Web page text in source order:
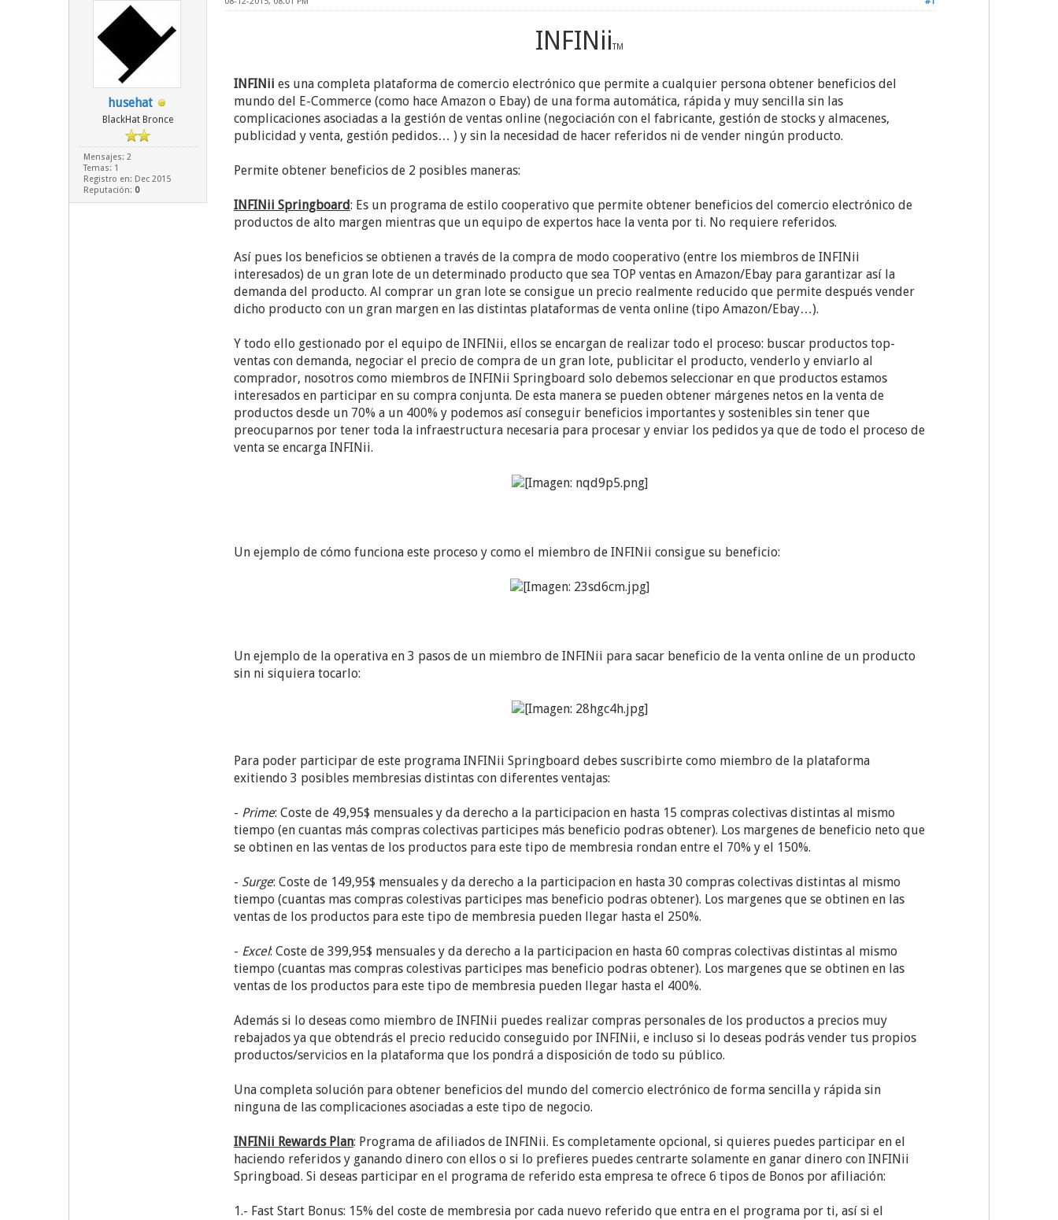
husehat
BlackHat Bronce
Mensajes: 2
Temas: 1
Registro en: Dec 2015
Reputación: 0
INFINiiTM
INFINii es una completa plataforma de comercio electrónico que permite a cualquier persona obtener beneficios del
mundo del E-Commerce (como hace Amazon o Ebay) de una forma automática, rápida y muy sencilla sin las
complicaciones asociadas a la gestión de ventas online (negociación con el fabricante, gestión de stocks y almacenes,
publicidad y venta, gestión pedidos… ) y sin la necesidad de hacer referidos ni de vender ningún producto.
Permite obtener beneficios de 2 posibles maneras:
INFINii Springboard: Es un programa de estilo cooperativo que permite obtener beneficios del comercio electrónico de
productos de alto margen mientras que un equipo de expertos hace la venta por ti. No requiere referidos.
Así pues los beneficios se obtienen a través de la compra de modo cooperativo (entre los miembros de INFINii
interesados) de un gran lote de un determinado producto que sea TOP ventas en Amazon/Ebay para garantizar así la
demanda del producto. Al comprar un gran lote se consigue un precio realmente reducido que permite después vender
dicho producto con un gran margen en las distintas plataformas de venta online (tipo Amazon/Ebay…).
Y todo ello gestionado por el equipo de INFINii, ellos se encargan de realizar todo el proceso: buscar productos top-
ventas con demanda, negociar el precio de compra de un gran lote, publicitar el producto, venderlo y enviarlo al
comprador, nosotros como miembros de INFINii Springboard solo debemos seleccionar en que productos estamos
interesados en participar en su compra conjunta. De esta manera se pueden obtener márgenes netos en la venta de
productos desde un 70% a un 400% y podemos así conseguir beneficios importantes y sostenibles sin tener que
preocuparnos por tener toda la infraestructura necesaria para procesar y enviar los pedidos ya que de todo el proceso de
venta se encarga INFINii.
Un ejemplo de cómo funciona este proceso y como el miembro de INFINii consigue su beneficio:
Un ejemplo de la operativa en 3 pasos de un miembro de INFINii para sacar beneficio de la venta online de un producto
sin ni siquiera tocarlo:
Para poder participar de este programa INFINii Springboard debes suscribirte como miembro de la plataforma
exitiendo 3 posibles membresias distintas con diferentes ventajas:
- Prime: Coste de 49,95$ mensuales y da derecho a la participacion en hasta 15 compras colectivas distintas al mismo
tiempo (en cuantas más compras colectivas participes más beneficio podras obtener). Los margenes de beneficio neto que
se obtinen en las ventas de los productos para este tipo de membresia rondan entre el 70% y el 150%.
- Surge: Coste de 149,95$ mensuales y da derecho a la participacion en hasta 30 compras colectivas distintas al mismo
tiempo (cuantas mas compras colestivas participes mas beneficio podras obtener). Los margenes que se obtinen en las
ventas de los productos para este tipo de membresia pueden llegar hasta el 250%.
- Excel: Coste de 399,95$ mensuales y da derecho a la participacion en hasta 60 compras colectivas distintas al mismo
tiempo (cuantas mas compras colestivas participes mas beneficio podras obtener). Los margenes que se obtinen en las
ventas de los productos para este tipo de membresia pueden llegar hasta el 400%.
Además si lo deseas como miembro de INFINii puedes realizar compras personales de los productos a precios muy
rebajados ya que obtendrás el precio reducido conseguido por INFINii, e incluso si lo deseas podrás vender tus propios
productos/servicios en la plataforma que los pondrá a disposición de todo su público.
Una completa solución para obtener beneficios del mundo del comercio electrónico de forma sencilla y rápida sin
ninguna de las complicaciones asociadas a este tipo de negocio.
INFINii Rewards Plan: Programa de afiliados de INFINii. Es completamente opcional, si quieres puedes participar en el
haciendo referidos y ganando dinero con ellos o si lo prefieres puedes centrarte solamente en ganar dinero con INFINii
Springboad. Si deseas participar en el programa de referido esta empresa te ofrece 6 tipos de Bonos por afiliación:
1.- Fast Start Bonus: 15% del coste de membresia por cada nuevo referido que entra en el programa por ti, así si el